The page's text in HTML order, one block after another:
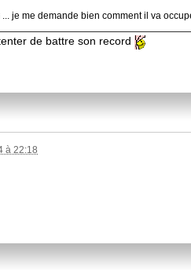
... je me demande bien comment il va
de battre son record
à 22:18